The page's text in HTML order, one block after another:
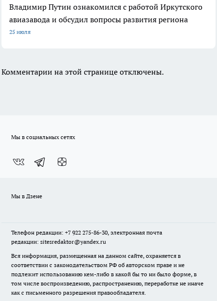
Владимир Путин ознакомился с работой Иркутского
авиазавода и обсудил вопросы развития региона
25 июля
Комментарии на этой странице отключены.
Мы в социальных сетях
Мы в Дзене
Телефон редакции: +7 922 275-86-30, электронная почта
редакции: sitesredaktor@yandex.ru
Вся информация, размещенная на данном сайте, охраняется в
соответствии с законодательством РФ об авторском праве и не
подлежит использованию кем-либо в какой бы то ни было форме, в
том числе воспроизведению, распространению, переработке не иначе
как с письменного разрешения правообладателя.